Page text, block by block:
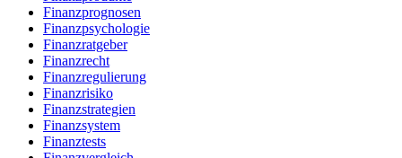
Finanzprognosen
Finanzpsychologie
Finanzratgeber
Finanzrecht
Finanzregulierung
Finanzrisiko
Finanzstrategien
Finanzsystem
Finanztests